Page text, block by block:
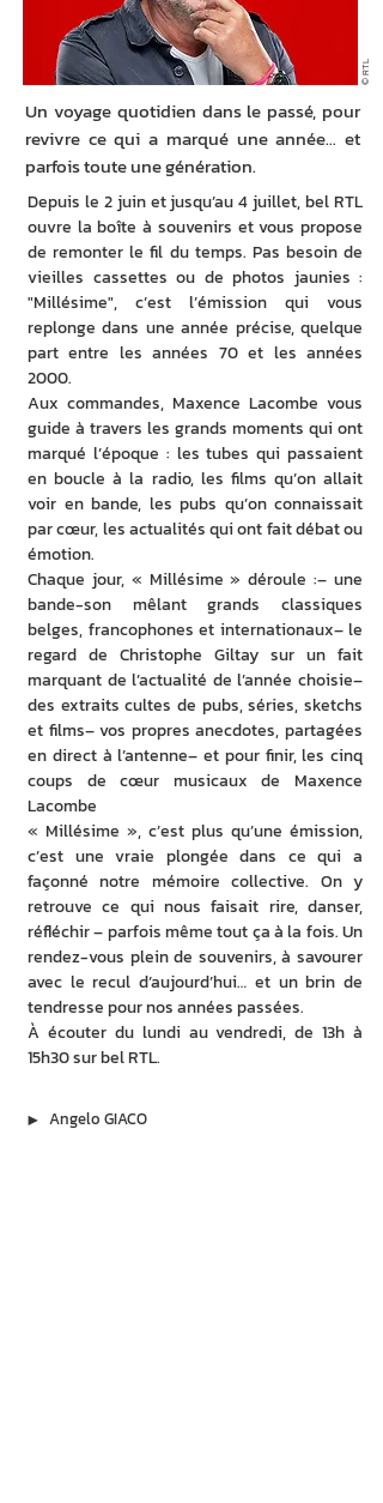
© RTL
Depuis le 2 juin et jusqu’au 4 juillet, bel RTL
ouvre la boîte à souvenirs et vous propose
de remonter le fil du temps. Pas besoin de
vieilles cassettes ou de photos jaunies :
"Millésime", c’est l’émission qui vous
replonge dans une année précise, quelque
part entre les années 70 et les années
2000.
Aux commandes, Maxence Lacombe vous
guide à travers les grands moments qui ont
marqué l’époque : les tubes qui passaient
en boucle à la radio, les films qu’on allait
voir en bande, les pubs qu’on connaissait
par cœur, les actualités qui ont fait débat ou
émotion.
Chaque jour, « Millésime » déroule :– une
bande-son mêlant grands classiques
belges, francophones et internationaux– le
regard de Christophe Giltay sur un fait
marquant de l’actualité de l’année choisie–
des extraits cultes de pubs, séries, sketchs
et films– vos propres anecdotes, partagées
en direct à l’antenne– et pour finir, les cinq
coups de cœur musicaux de Maxence
Lacombe
« Millésime », c’est plus qu’une émission,
c’est une vraie plongée dans ce qui a
façonné notre mémoire collective. On y
retrouve ce qui nous faisait rire, danser,
réfléchir – parfois même tout ça à la fois. Un
rendez-vous plein de souvenirs, à savourer
avec le recul d’aujourd’hui… et un brin de
tendresse pour nos années passées.
À écouter du lundi au vendredi, de 13h à
15h30 sur bel RTL.
▶︎ Angelo GIACO
Un voyage quotidien dans le passé, pour
revivre ce qui a marqué une année… et
parfois toute une génération.